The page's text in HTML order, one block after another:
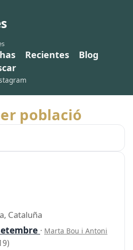
Recientes
Blog
població
Cataluña
· Marta Bou i Antoni